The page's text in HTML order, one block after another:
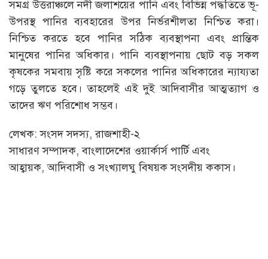
সমগ্র উত্তরাঞ্চলে নদী জলাশয়ের পানি এবং বিভিন্ন পদ্ধতিতে ভূ-
উপরস্থ পানির ব্যবহারের উপর নির্ভরশীলতা নিশ্চিত করা।
নিশ্চিত করতে হবে পানির সঠিক ব্যবস্থাপনা এবং প্রান্তিক
মানুষের পানির অধিকার। পানি ব্যবস্থাপনায় ছোট বড় সকল
কৃষকের সমবায় সৃষ্টি করে সকলের পানির অধিকারের ন্যায্যতা
গড়ে তুলতে হবে। তাহলেই এই দুই আদিবাসীর আত্মত্যাগ ও
তাদের ঋণ পরিশোধ সম্ভব।
লেখক: সংসদ সদস্য, রাজশাহী-২
সাধারণ সম্পাদক, বাংলাদেশের ওয়ার্কার্স পার্টি এবং
আহ্বায়ক, আদিবাসী ও সংখ্যালঘু বিষয়ক সংসদীয় ককাস।